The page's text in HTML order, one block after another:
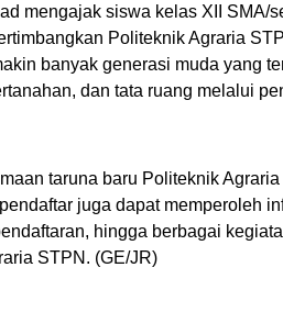
mengajak siswa kelas XII SMA/
Politeknik Agraria
banyak generasi muda yang
dan tata ruang melalui
taruna baru Politeknik
juga dapat memperoleh
hingga berbagai
STPN. (GE/JR)